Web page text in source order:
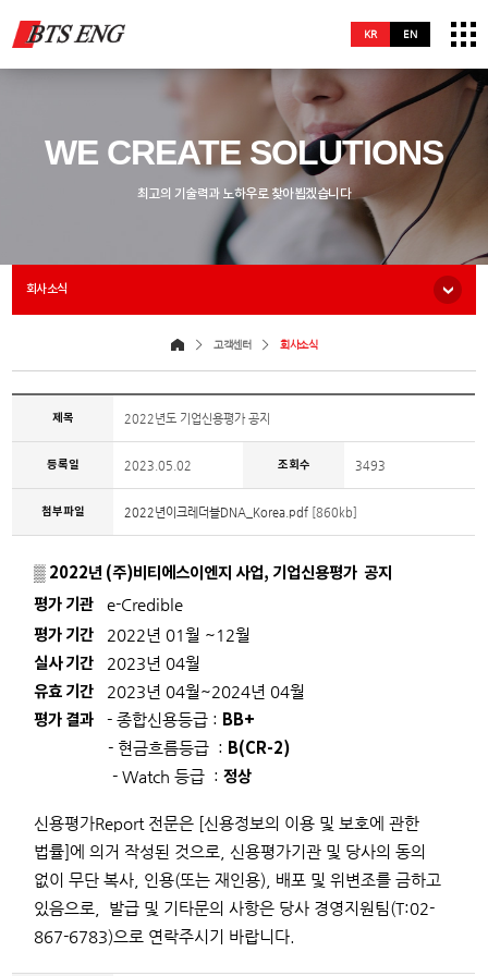
KR EN
WE CREATE SOLUTIONS
최고의 기술력과 노하우로 찾아뵙겠습니다
회사소식
고객센터 회사소식
제목 2022년도 기업신용평가 공지
등록일 2023.05.02 조회수 3493
첨부파일 2022년이크레더블DNA_Korea.pdf [860kb]
▒ 2022년 (주)비티에스이엔지 사업, 기업신용평가 공지
평가 기관 e-Credible
평가 기간 2022년 01월 ~12월
실사 기간 2023년 04월
유효 기간 2023년 04월~2024년 04월
평가 결과 - 종합신용등급 : BB+
- 현금흐름등급 : B(CR-2)
- Watch 등급 :정상
신용평가Report 전문은 [신용정보의 이용 및 보호에 관한
법률]에 의거 작성된 것으로, 신용평가기관 및 당사의 동의
없이 무단 복사, 인용(또는 재인용), 배포 및 위변조를 금하고
있음으로, 발급 및 기타문의 사항은 당사 경영지원팀(T:02-
867-6783)으로 연락주시기 바랍니다.